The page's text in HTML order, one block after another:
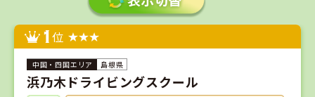
1位
島根県
浜乃木ドライビングスクール